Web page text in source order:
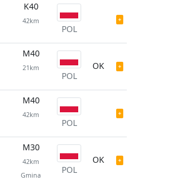
K40
42km
POL
M40
21km
POL
OK
M40
42km
POL
M30
42km
Gmina
POL
OK